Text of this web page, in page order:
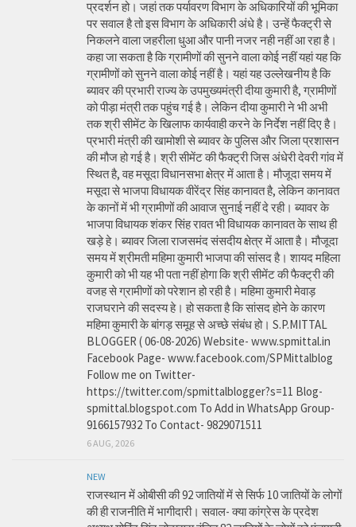
प्रदर्शन हो। जहां तक पर्यावरण विभाग के अधिकारियों की भूमिका
पर सवाल है तो इस विभाग के अधिकारी अंधे है। उन्हें फैक्ट्री से
निकलने वाला जहरीला धुआ और पानी नजर नही नहीं आ रहा है।
कहा जा सकता है कि ग्रामीणों की सुनने वाला कोई नहीं यहां यह कि
ग्रामीणों को सुनने वाला कोई नहीं है। यहां यह उल्लेखनीय है कि
ब्यावर की प्रभारी राज्य के उपमुख्यमंत्री दीया कुमारी है, ग्रामीणों
को पीड़ा मंत्री तक पहुंच गई है। लेकिन दीया कुमारी ने भी अभी
तक श्री सीमेंट के खिलाफ कार्यवाही करने के निर्देश नहीं दिए है।
प्रभारी मंत्री की खामोशी से ब्यावर के पुलिस और जिला प्रशासन
की मौज हो गई है। श्री सीमेंट की फैक्ट्री जिस अंधेरी देवरी गांव में
स्थित है, वह मसूदा विधानसभा क्षेत्र में आता है। मौजूदा समय में
मसूदा से भाजपा विधायक वीरेंद्र सिंह कानावत है, लेकिन कानावत
के कानों में भी ग्रामीणों की आवाज सुनाई नहीं दे रही। ब्यावर के
भाजपा विधायक शंकर सिंह रावत भी विधायक कानावत के साथ ही
खड़े हे। ब्यावर जिला राजसमंद संसदीय क्षेत्र में आता है। मौजूदा
समय में श्रीमती महिमा कुमारी भाजपा की सांसद है। शायद महिला
कुमारी को भी यह भी पता नहीं होगा कि श्री सीमेंट की फैक्ट्री की
वजह से ग्रामीणों को परेशान हो रही है। महिमा कुमारी मेवाड़
राजघराने की सदस्य हे। हो सकता है कि सांसद होने के कारण
महिमा कुमारी के बांगड़ समूह से अच्छे संबंध हो। S.P.MITTAL
BLOGGER ( 06-08-2026) Website- www.spmittal.in
Facebook Page- www.facebook.com/SPMittalblog
Follow me on Twitter-
https://twitter.com/spmittalblogger?s=11 Blog-
spmittal.blogspot.com To Add in WhatsApp Group-
9166157932 To Contact- 9829071511
6 AUG, 2026
NEW
राजस्थान में ओबीसी की 92 जातियों में से सिर्फ 10 जातियों के लोगों
की ही राजनीति में भागीदारी। सवाल- क्या कांग्रेस के प्रदेश